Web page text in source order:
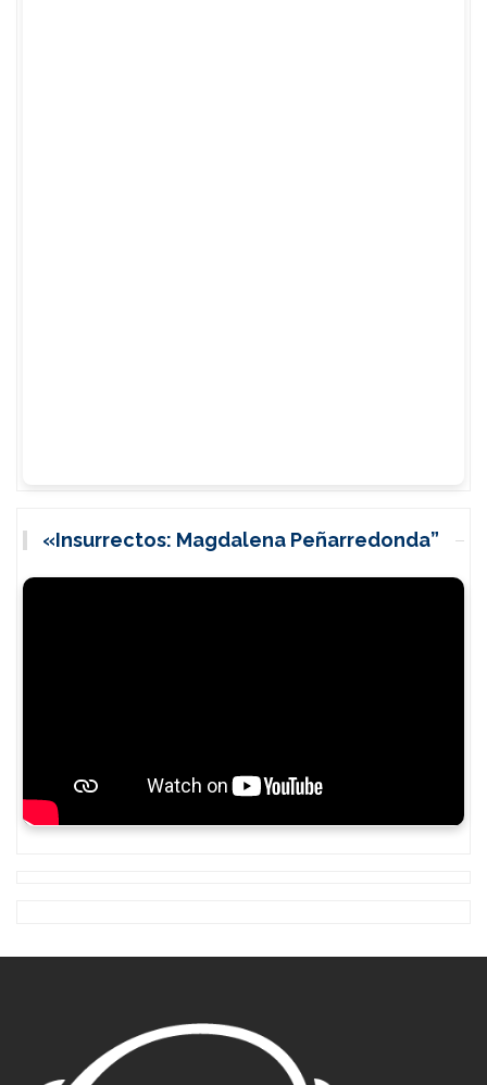
«Insurrectos: Magdalena Peñarredonda”